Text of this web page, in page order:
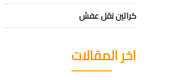
كراتين نقل عفش
اخر المقالات